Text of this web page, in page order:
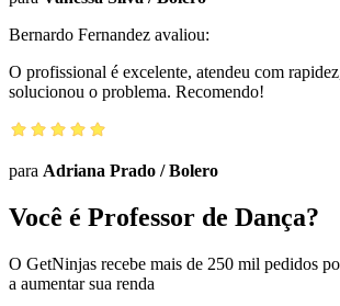
Bernardo Fernandez avaliou:
O profissional é excelente, atendeu com
solucionou o problema. Recomendo!
para Adriana Prado /Bolero
Você é Professor de Dança?
O GetNinjas recebe mais de 250 mil pedidos
a aumentar sua renda